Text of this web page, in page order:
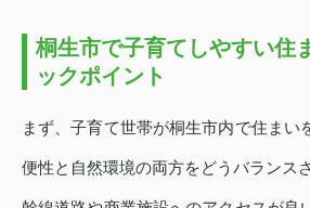
桐生市で子育てしやすい住
ックポイント
まず、子育て世帯が桐生市内で住まい
便性と自然環境の両方をどうバランス